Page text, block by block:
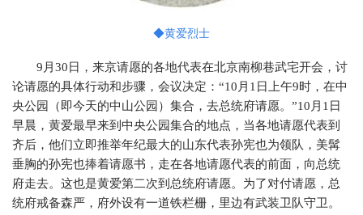
◆黄爱烈士
9月30日，来京请愿的各地代表在北京南柳巷武宅开会，讨
论请愿的具体行动和步骤，会议决定：“10月1日上午9时，在中
央公园（即今天的中山公园）集合，去总统府请愿。”10月1日
早晨，黄爱最早来到中央公园集合的地点，当各地请愿代表到
齐后，他们立即推举年纪最大的山东代表孙宪也为领队，美髯
垂胸的孙宪也捧着请愿书，走在各地请愿代表的前面，向总统
府走去。这也是黄爱第二次到总统府请愿。为了对付请愿，总
统府戒备森严，府外设有一道铁栏栅，里边有武装卫队守卫。